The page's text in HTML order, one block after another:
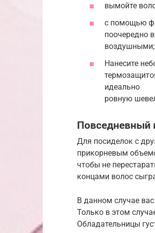
вымойте
с помощью
поочередно
воздушными;
Нанесите
идеально
ровную
Повседневный
Для посиделок с
прикорневым
чтобы не
концами волос
В данном случае
Только в этом
Обладательницы